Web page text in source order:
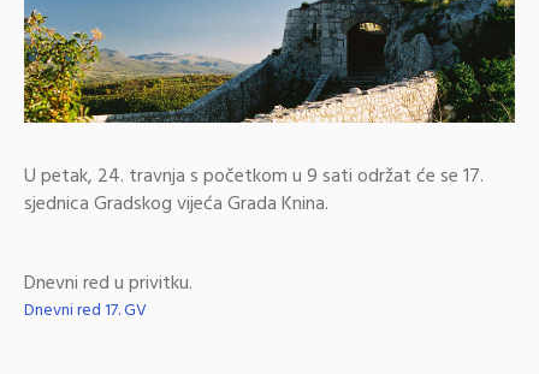
U petak, 24. travnja s početkom u 9 sati održat će se 17.
sjednica Gradskog vijeća Grada Knina.
Dnevni red u privitku.
Dnevni red 17. GV